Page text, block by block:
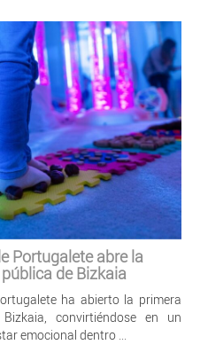
Portugalete abre la
de Bizkaia
ha abierto la primera
convirtiéndose en un
emocional dentro ...